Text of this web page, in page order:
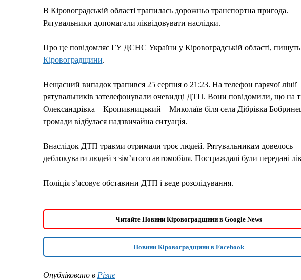
В Кіровоградській області трапилась дорожньо транспортна пригода.
Рятувальники допомагали ліквідовувати наслідки.
Про це повідомляє ГУ ДСНС України у Кіровоградській області, пишуть
Кіровоградщини.
Нещасний випадок трапився 25 серпня о 21:23. На телефон гарячої лінії
рятувальників зателефонували очевидці ДТП. Вони повідомили, що на
Олександрівка – Кропивницький – Миколаїв біля села Дібрівка
громади відбулася надзвичайна ситуація.
Внаслідок ДТП травми отримали троє людей. Рятувальникам довелось
деблокувати людей з зім’ятого автомобіля. Постраждалі були передані
Поліція з’ясовує обставини ДТП і веде розслідування.
Читайте Новини Кіровоградщини в Google News
Новини Кіровоградщини в Facebook
Опубліковано в Різне